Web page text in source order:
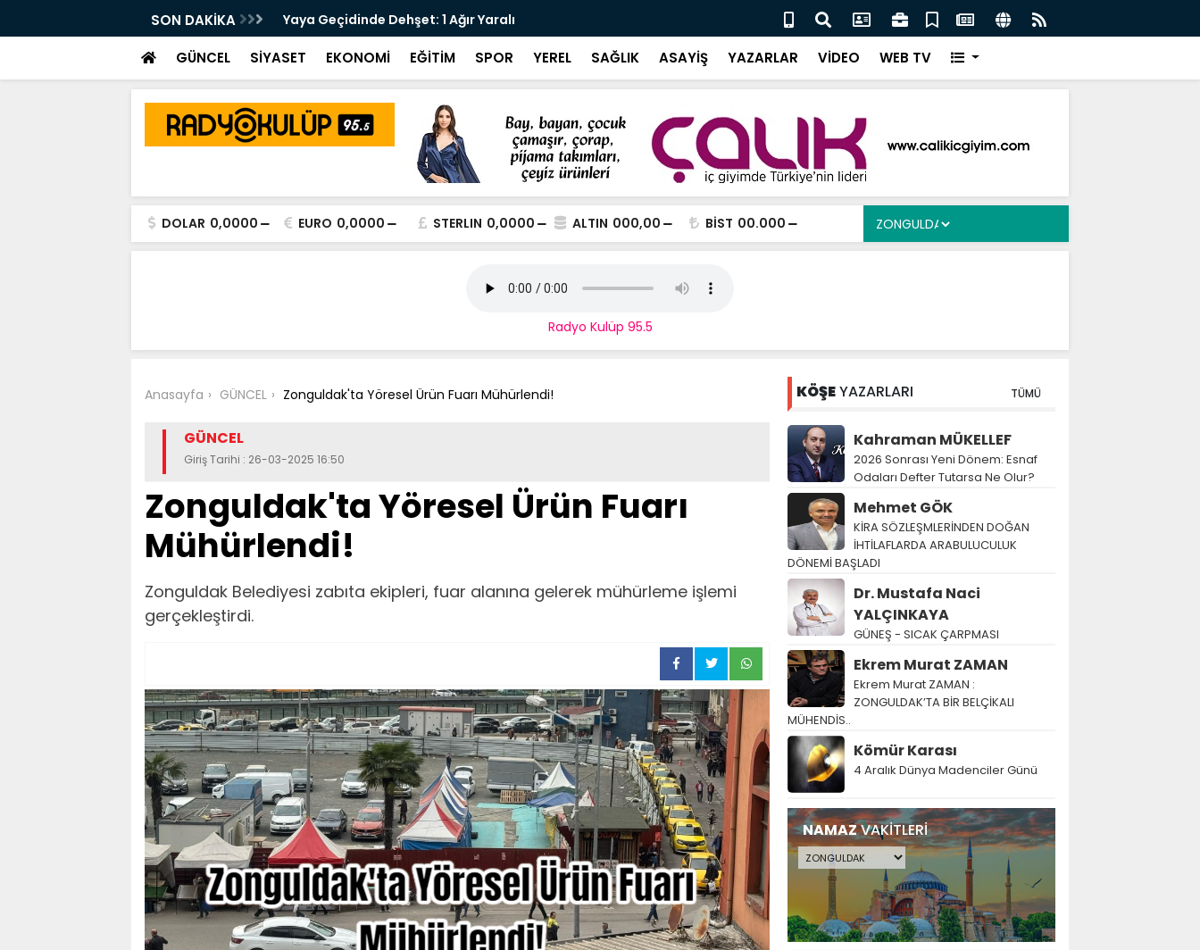
SON DAKİKA
Da CHP'nin Bayrağını
Yaya Geçidinde Dehşet: 1 Ağır Yaralı Karali’den Ergen’e Ziyaret
GÜNCEL SİYASET EKONOMİ EĞİTİM SPOR YEREL SAĞLIK ASAYİŞ YAZARLAR VİDEO WEB TV
DOLAR 0,0000 EURO 0,0000 STERLIN 0,0000 ALTIN 000,00 BİST 00.000
Radyo Kulüp 95.5
Anasayfa GÜNCEL Zonguldak'ta Yöresel Ürün Fuarı Mühürlendi!
GÜNCEL
Giriş Tarihi : 26-03-2025 16:50
Zonguldak'ta Yöresel Ürün Fuarı
Mühürlendi!
Zonguldak Belediyesi zabıta ekipleri, fuar alanına gelerek mühürleme işlemi
gerçekleştirdi.
KÖŞEYAZARLARI TÜMÜ
Kahraman MÜKELLEF
2026 Sonrası Yeni Dönem: Esnaf
Odaları Defter Tutarsa Ne Olur?
Mehmet GÖK
KİRA SÖZLEŞMLERİNDEN DOĞAN
İHTİLAFLARDA ARABULUCULUK
DÖNEMİ BAŞLADI
Dr. Mustafa Naci
YALÇINKAYA
GÜNEŞ - SICAK ÇARPMASI
Ekrem Murat ZAMAN
Ekrem Murat ZAMAN :
ZONGULDAK’TA BİR BELÇİKALI
MÜHENDİS..
Kömür Karası
4 Aralık Dünya Madenciler Günü
NAMAZVAKİTLERİ